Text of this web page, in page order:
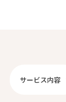
サービス内容